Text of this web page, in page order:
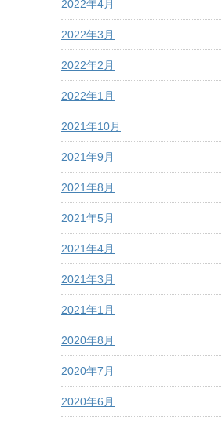
2022年4月
2022年3月
2022年2月
2022年1月
2021年10月
2021年9月
2021年8月
2021年5月
2021年4月
2021年3月
2021年1月
2020年8月
2020年7月
2020年6月